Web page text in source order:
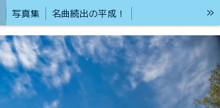
写真集
名曲続出の平成！
ブログ（公式）Progress BIGBAN
ストーカー男から命を守るアイテム紹介
護身術&格闘技集
リンク
戦争が無い平和実現させる為の語らいの場
»